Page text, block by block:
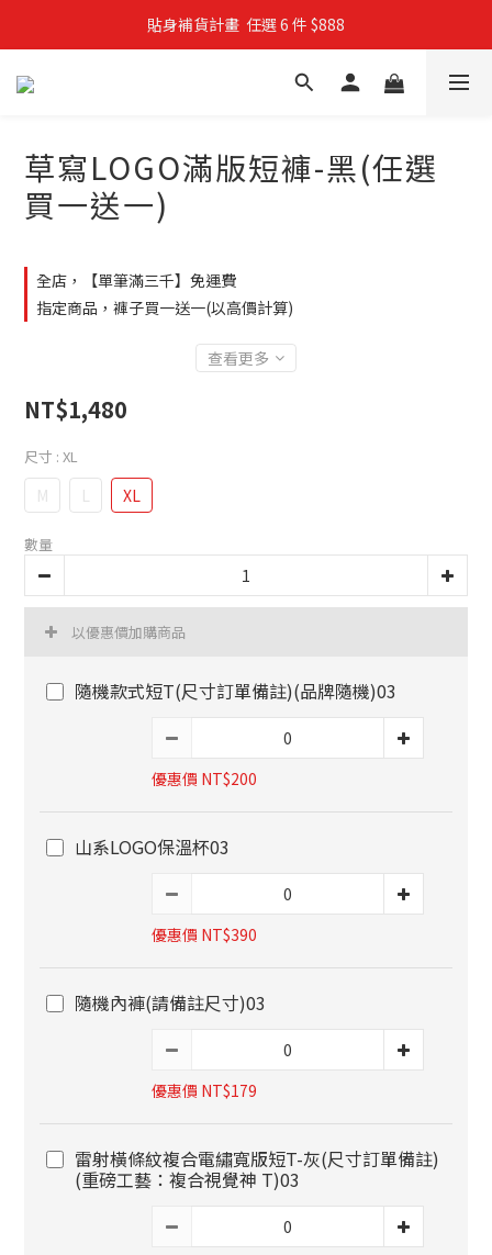
親子穿搭計畫・88 折限定
貼身補貨計畫  任選 6 件 $888
買4件短T送雨傘☂️！【這把傘，大概率不是你在撐☂️】
草寫LOGO滿版短褲-黑(任選
買一送一)
全店，【單筆滿三千】免運費
指定商品，褲子買一送一(以高價計算)
查看更多
NT$1,480
尺寸 : XL
M L XL
數量
以優惠價加購商品
隨機款式短T(尺寸訂單備註)(品牌隨機)03
優惠價 NT$200
山系LOGO保溫杯03
優惠價 NT$390
隨機內褲(請備註尺寸)03
優惠價 NT$179
雷射橫條紋複合電繡寬版短T-灰(尺寸訂單備註)
(重磅工藝：複合視覺神 T)03